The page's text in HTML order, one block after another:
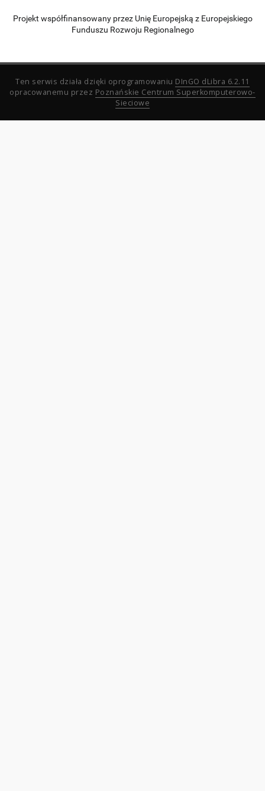
Projekt współfinansowany przez Unię Europejską z Europejskiego
Funduszu Rozwoju Regionalnego
Ten serwis działa dzięki oprogramowaniu DInGO dLibra 6.2.11
opracowanemu przez Poznańskie Centrum Superkomputerowo-
Sieciowe